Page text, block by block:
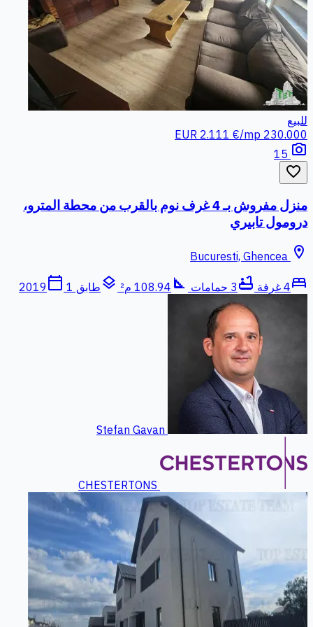
للبيع
230.000 EUR
2.111 €/mp
photo_camera
favorite_border
منزل مفروش بـ 4 غرف نوم بالقرب من محطة المترو،
درومول تابيري
location_on
bed4 غرفة bathtub 3 حمامات square_foot 108.94 م² layers طابق 1 calendar_today
2019
Stefan Gavan
CHESTERTONS